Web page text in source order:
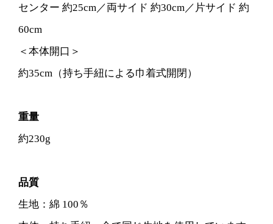
センター 約25cm／両サイド 約30cm／片サイド 約
60cm
＜本体開口＞
約35cm（持ち手紐による巾着式開閉）
重量
約230g
品質
生地：綿 100％